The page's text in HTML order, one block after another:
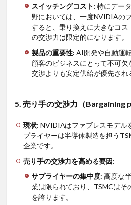
て
まと
スイッチングコスト: 特にデー
野においては、一度NVIDIAの
すると、乗り換えに大きなコ
の交渉力は限定的になります。
製品の重要性: AI開発や自動運
顧客のビジネスにとって不可
交渉よりも安定供給が優先され
5. 売り手の交渉力（Bargaining
現状: NVIDIAはファブレスモデル
プライヤーは半導体製造を担う
企業です。
売り手の交渉力を高める要因:
サプライヤーの集中度: 高度な
業は限られており、TSMCはそ
を誇ります。